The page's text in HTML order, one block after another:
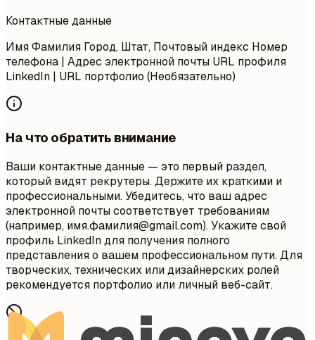
Контактные данные
Имя Фамилия Город, Штат, Почтовый индекс Номер
телефона | Адрес электронной почты URL профиля
LinkedIn | URL портфолио (Необязательно)
На что обратить внимание
Ваши контактные данные — это первый раздел,
который видят рекрутеры. Держите их краткими и
профессиональными. Убедитесь, что ваш адрес
электронной почты соответствует требованиям
(например, имя.фамилия@gmail.com). Укажите свой
профиль LinkedIn для получения полного
представления о вашем профессиональном пути. Для
творческих, технических или дизайнерских ролей
рекомендуется портфолио или личный веб-сайт.